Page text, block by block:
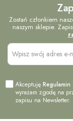
Zostań członkiem
naszym sklepie.
Akceptuję
wyrażam zgodę na
zapisu na Newsletter.